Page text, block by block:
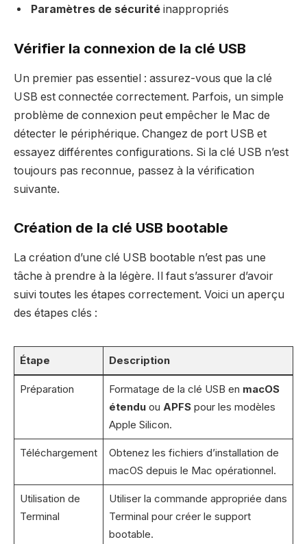
Paramètres de sécurité inappropriés
Vérifier la connexion de la clé USB
Un premier pas essentiel : assurez-vous que la clé
USB est connectée correctement. Parfois, un simple
problème de connexion peut empêcher le Mac de
détecter le périphérique. Changez de port USB et
essayez différentes configurations. Si la clé USB n’est
toujours pas reconnue, passez à la vérification
suivante.
Création de la clé USB bootable
La création d’une clé USB bootable n’est pas une
tâche à prendre à la légère. Il faut s’assurer d’avoir
suivi toutes les étapes correctement. Voici un aperçu
des étapes clés :
Étape Description
Préparation Formatage de la clé USB en macOS
étenduou APFSpour les modèles
Apple Silicon.
Téléchargement
Obtenez les fichiers d’installation de
macOS depuis le Mac opérationnel.
Utilisation de
Terminal
Utiliser la commande appropriée dans
Terminal pour créer le support
bootable.